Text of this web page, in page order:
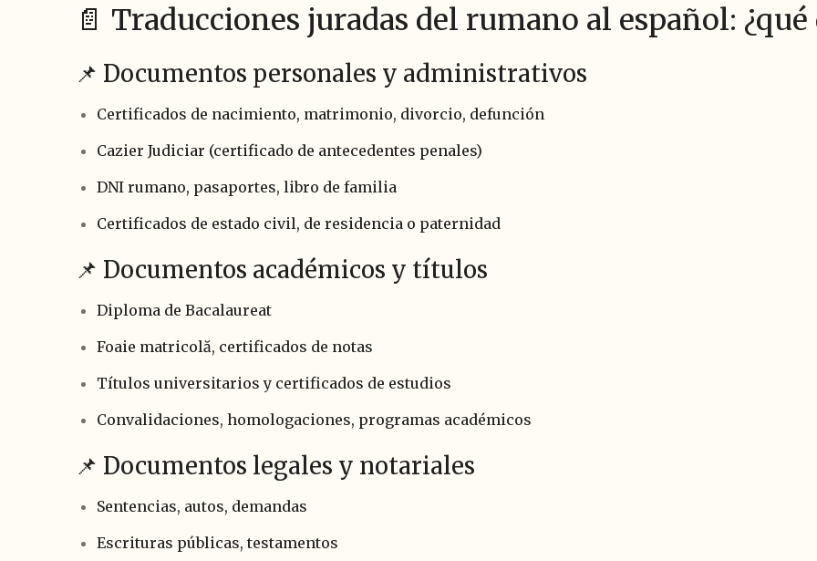
📄 Traducciones juradas del rumano al español:
📌 Documentos personales y administrativos
Certificados de nacimiento, matrimonio, divorcio, defunción
Cazier Judiciar (certificado de antecedentes penales)
DNI rumano, pasaportes, libro de familia
Certificados de estado civil, de residencia o paternidad
📌 Documentos académicos y títulos
Diploma de Bacalaureat
Foaie matricolă, certificados de notas
Títulos universitarios y certificados de estudios
Convalidaciones, homologaciones, programas académicos
📌 Documentos legales y notariales
Sentencias, autos, demandas
Escrituras públicas, testamentos